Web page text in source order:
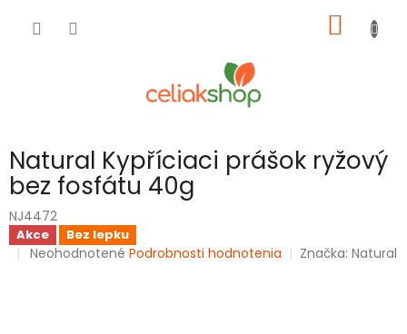
KOŠÍK
Natural Kypříciaci prášok ryžový
bez fosfátu 40g
NJ4472
Akce Bez lepku
Priemerné
Neohodnotené Podrobnosti hodnotenia Značka: Natural